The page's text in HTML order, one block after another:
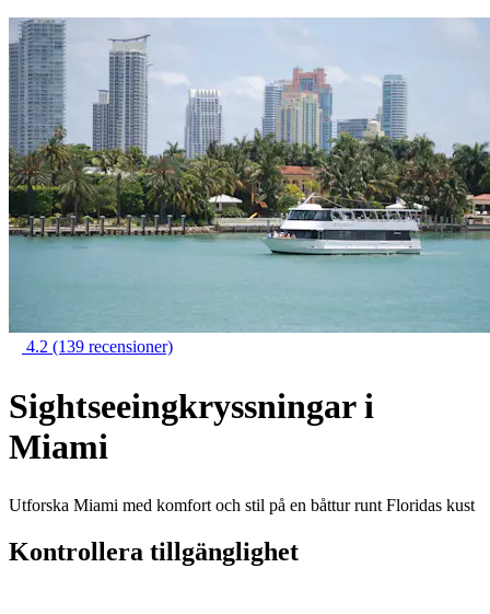
4.2 (139 recensioner)
Sightseeingkryssningar i
Miami
Utforska Miami med komfort och stil på en båttur runt Floridas kust
Kontrollera tillgänglighet